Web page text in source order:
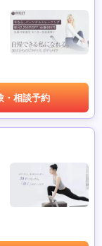
・相談予約